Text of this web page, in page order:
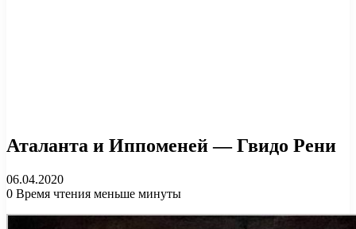
Аталанта и Иппоменей — Гвидо Рени
06.04.2020
0 Время чтения меньше минуты